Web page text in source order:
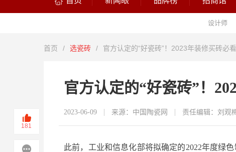
设计师
首页 / 选瓷砖 / 官方认定的“好瓷砖”！2023年装修买砖必
官方认定的“好瓷砖”！
2023-06-09 来源：中国陶瓷网 责任编辑：刘观
此前，工业和信息化部将拟确定的2022年度绿
181